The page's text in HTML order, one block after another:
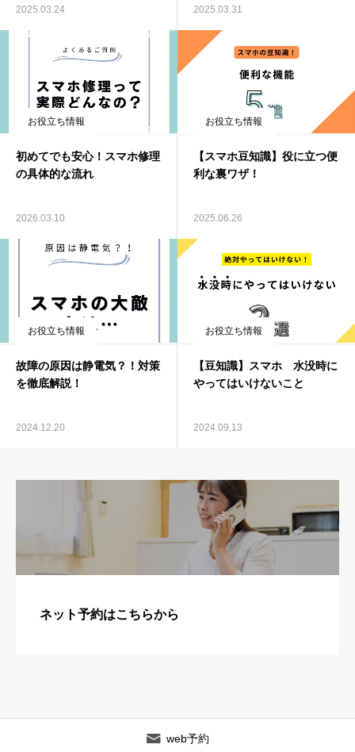
2025.03.24 2025.03.31
お役立ち情報
初めてでも安心！スマホ修理
の具体的な流れ
2026.03.10
お役立ち情報
【スマホ豆知識】役に立つ便
利な裏ワザ！
2025.06.26
お役立ち情報
故障の原因は静電気？！対策
を徹底解説！
2024.12.20
お役立ち情報
【豆知識】スマホ 水没時に
やってはいけないこと
2024.09.13
ネット予約はこちらから
web予約